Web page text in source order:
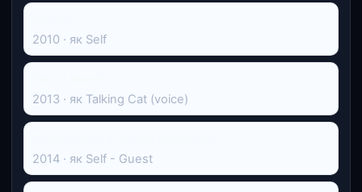
2010 · як Self
2013 · як Talking Cat (voice)
2014 · як Self - Guest